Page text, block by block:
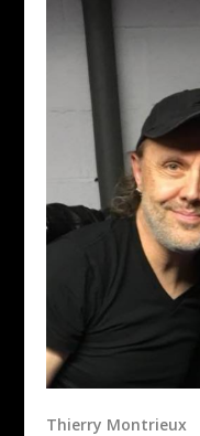
Thierry Montrieux